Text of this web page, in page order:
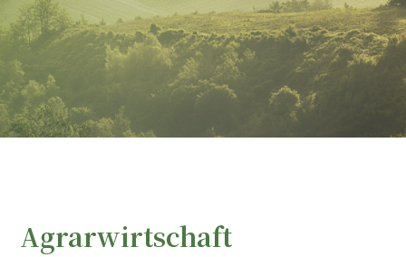
Agrarwirtschaft